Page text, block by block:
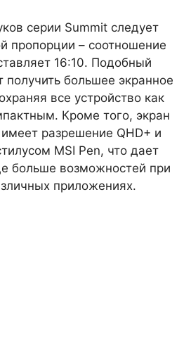
серии Summit следует
пропорции – соотношение
16:10. Подобный
получить большее экранное
все устройство как
Кроме того, экран
разрешение QHD+ и
MSI Pen, что дает
больше возможностей при
приложениях.